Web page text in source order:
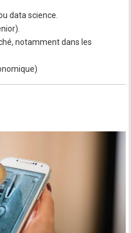
data science.
notamment dans les